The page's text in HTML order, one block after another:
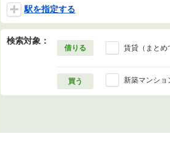
駅を指定する
検索対象：
借りる 賃貸（まとめ
買う 新築マンショ